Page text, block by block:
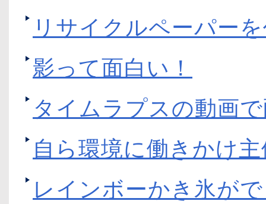
リサイクルペーパー
影って面白い！
タイムラプスの動画
自ら環境に働きかけ
レインボーかき氷が